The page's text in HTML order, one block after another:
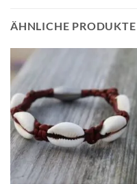
ÄHNLICHE PRODUKTE